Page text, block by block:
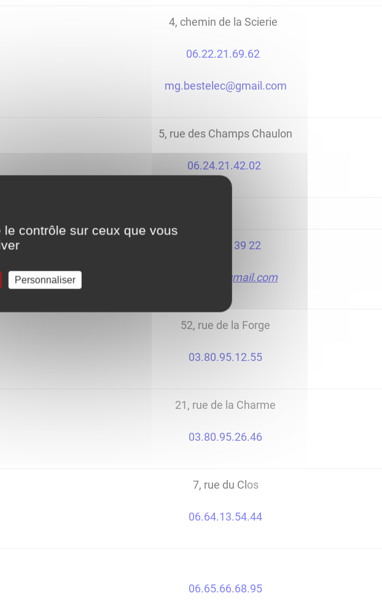
4, chemin de la Scierie
06.22.21.69.62
mg.bestelec@gmail.com
5, rue des Champs Chaulon
06.24.21.42.02
07 68 66 39 22
ccycle21@gmail.com
52, rue de la Forge
03.80.95.12.55
21, rue de la Charme
03.80.95.26.46
7, rue du Clos
06.64.13.54.44
06.65.66.68.95
contrôle sur ceux que vous
Personnaliser